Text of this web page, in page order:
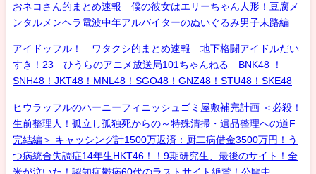
おネコさん的まとめ速報 僕の彼女はエリーちゃん人形！豆腐メ
ンタルメンヘラ電波中年アルバイターのぬいぐるみ男子末路編
アイドッフル！ ワタクシ的まとめ速報 地下格闘アイドルだい
すき！23 ひうらのアニメ放送局101ちゃんねる BNK48 ！
SNH48！JKT48！MNL48！SGO48！GNZ48！STU48！SKE48
ヒウラッフルのハーニーフィニッシュゴミ屋敷補完計画 ＜必殺！
生前整理人！孤立し孤独死からの～特殊清掃・遺品整理への道F
完結編＞ キャッシング計1500万返済：厨二病借金3500万円！う
つ病統合失調症14年生HKT46！！9期研究生、最後のサイト！全
米が泣いた！認知症鬱病60代のラストサイト絶賛！公開中